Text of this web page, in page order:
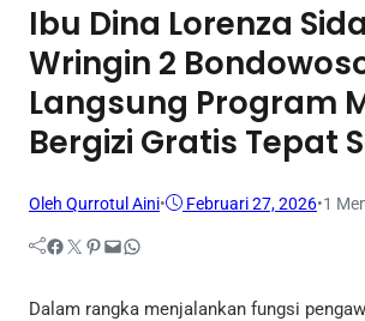
Ibu Dina Lorenza
Wringin 2
Langsung Program
Bergizi Gratis Tepat
Oleh Qurrotul Aini• Februari 27, 2026•1
Facebook Twitter Pinterest Mail WhatsApp
Dalam rangka menjalankan fungsi